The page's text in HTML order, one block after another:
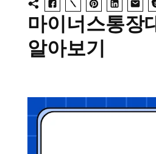
마이너스통장
알아보기